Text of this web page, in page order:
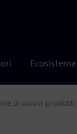
di nuovi prodotti